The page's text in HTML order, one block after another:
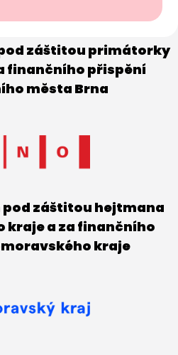
záštitou primátorky
finančního přispění
města Brna
záštitou hejtmana
kraje a za finančního
kraje